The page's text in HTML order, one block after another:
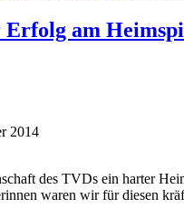
am
2014
des TVDs ein harter
waren wir für diesen